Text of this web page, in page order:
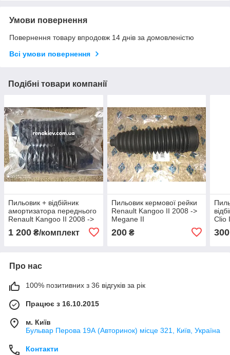
Умови повернення
Повернення товару впродовж 14 днів за домовленістю
Всі умови повернення
Подібні товари компанії
Пильовик + відбійник
амортизатора переднього
Renault Kangoo II 2008 ->
1 200 ₴/комплект
Пильовик кермової рейки
Renault Kangoo II 2008 ->
Megane II
200₴
Clio
300
Про нас
100% позитивних з 36 відгуків за рік
Працює з 16.10.2015
м. Київ
Бульвар Перова 19А (Авторинок) місце 321, Київ, Україна
Контакти